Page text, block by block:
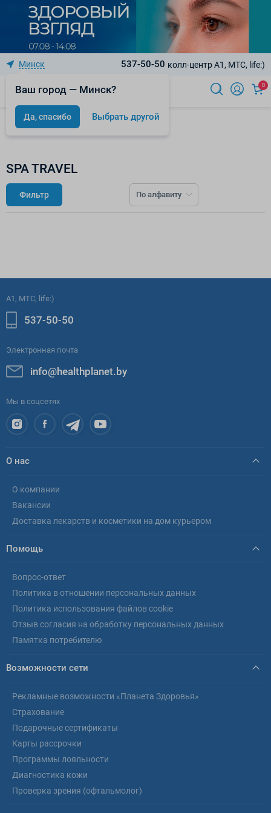
Минск
Ваш город — Минск?
Да, спасибо Выбрать другой
537-50-50 колл-центр A1, МТС, life:)
0
Бренды
SPA TRAVEL
Фильтр По алфавиту
A1, МТС, life:)
537-50-50
Электронная почта
info@healthplanet.by
Мы в соцсетях
О нас
О компании
Вакансии
Доставка лекарств и косметики на дом курьером
Помощь
Вопрос-ответ
Политика в отношении персональных данных
Политика использования файлов cookie
Отзыв согласия на обработку персональных данных
Памятка потребителю
Возможности сети
Рекламные возможности «Планета Здоровья»
Страхование
Подарочные сертификаты
Карты рассрочки
Программы лояльности
Диагностика кожи
Проверка зрения (офтальмолог)